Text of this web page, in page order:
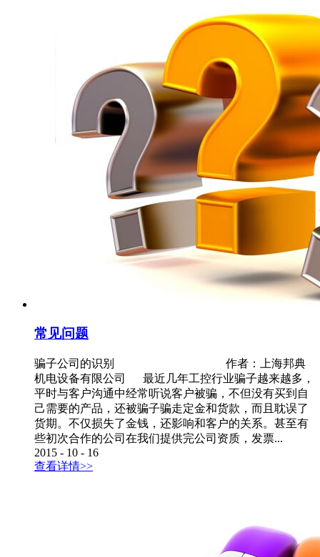
常见问题
骗子公司的识别 作者：上海邦典
机电设备有限公司 最近几年工控行业骗子越来越多，
平时与客户沟通中经常听说客户被骗，不但没有买到自
己需要的产品，还被骗子骗走定金和货款，而且耽误了
货期。不仅损失了金钱，还影响和客户的关系。甚至有
些初次合作的公司在我们提供完公司资质，发票...
2015 - 10 - 16
查看详情>>